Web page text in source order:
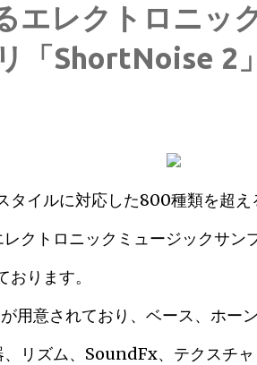
エレクトロニッ
「ShortNoise 2
タイルに対応した800種類を超
レクトロニックミュージックサ
ります。
用意されており、ベース、ホー
リズム、SoundFx、テクスチ